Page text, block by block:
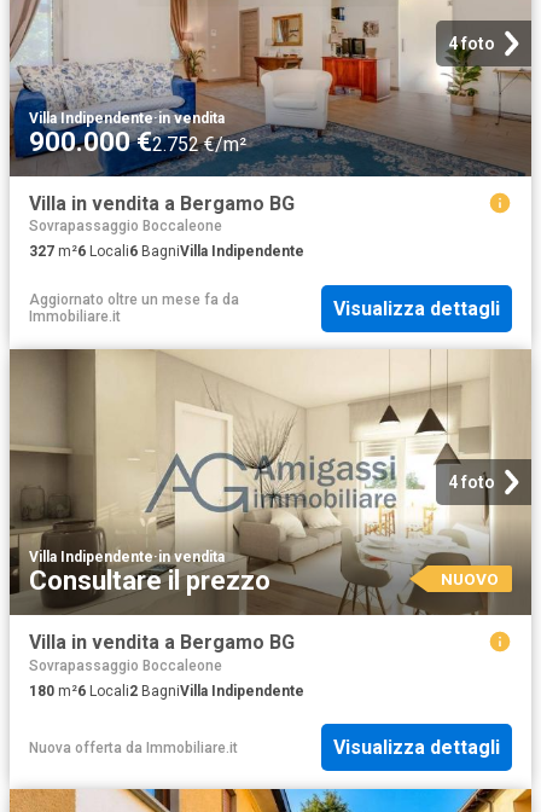
4 foto
Villa Indipendente·in vendita
900.000 €2.752 €/m²
Villa in vendita a Bergamo BG
Sovrapassaggio Boccaleone
327 m²6 Locali6 BagniVilla Indipendente
Aggiornato oltre un mese fa da
Immobiliare.it
Visualizza dettagli
4 foto
Villa Indipendente·in vendita
Consultare il prezzo NUOVO
Villa in vendita a Bergamo BG
Sovrapassaggio Boccaleone
180 m²6 Locali2 BagniVilla Indipendente
Nuova offerta da Immobiliare.it Visualizza dettagli